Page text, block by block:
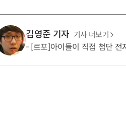
김영준 기자 기사 더보기
[르포]아이들이 직접 첨단